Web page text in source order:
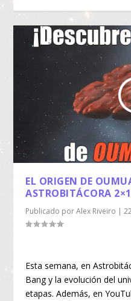
EL ORIGEN DE
ASTROBITÁCORA
Publicado porAlex Riveiro |
Esta semana, en
Bang y la evolución del
etapas. Además, en